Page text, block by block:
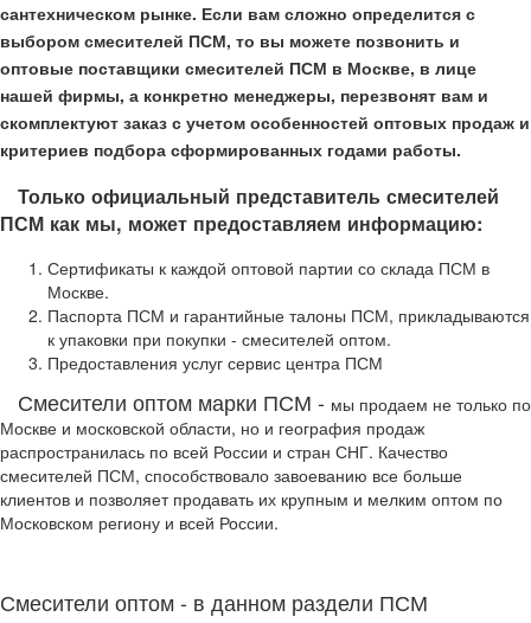
сантехническом рынке. Если вам сложно определится с
выбором смесителей ПСМ, то вы можете позвонить и
оптовые поставщики смесителей ПСМ в Москве, в лице
нашей фирмы, а конкретно менеджеры, перезвонят вам и
скомплектуют заказ с учетом особенностей оптовых продаж и
критериев подбора сформированных годами работы.
Только официальный представитель смесителей
ПСМ как мы, может предоставляем информацию:
Сертификаты к каждой оптовой партии со склада ПСМ в
Москве.
Паспорта ПСМ и гарантийные талоны ПСМ, прикладываются
к упаковки при покупки - смесителей оптом.
Предоставления услуг сервис центра ПСМ
Смесители оптом марки ПСМ - мы продаем не только по
Москве и московской области, но и география продаж
распространилась по всей России и стран СНГ. Качество
смесителей ПСМ, способствовало завоеванию все больше
клиентов и позволяет продавать их крупным и мелким оптом по
Московском региону и всей России.
Смесители оптом - в данном раздели ПСМ